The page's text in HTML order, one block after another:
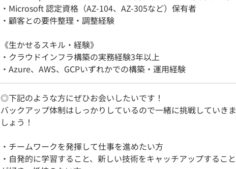
・Microsoft 認定資格（AZ-104、AZ-305など）保有者
・顧客との要件整理・調整経験
《生かせるスキル・経験》
・クラウドインフラ構築の実務経験3年以上
・Azure、AWS、GCPいずれかでの構築・運用経験
◎下記のような方にぜひお会いしたいです！
バックアップ体制はしっかりしているので一緒に挑戦していきま
しょう！
・チームワークを発揮して仕事を進めたい方
・自発的に学習すること、新しい技術をキャッチアップすること